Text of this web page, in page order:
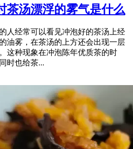
茶汤漂浮的雾气是什么
人经常可以看见冲泡好的茶汤上经
油雾，在茶汤的上方还会出现一层
这种现象在冲泡陈年优质茶的时
时也给茶...